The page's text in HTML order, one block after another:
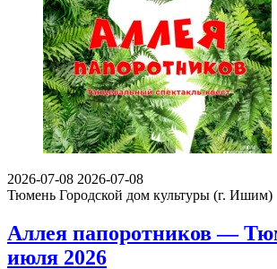
2026-07-08 2026-07-08
Тюмень Городской дом культуры (г. Ишим)
Аллея папоротников —
июля 2026